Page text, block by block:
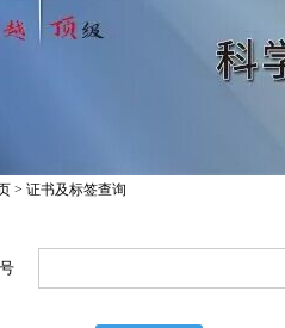
> 证书及标签查询